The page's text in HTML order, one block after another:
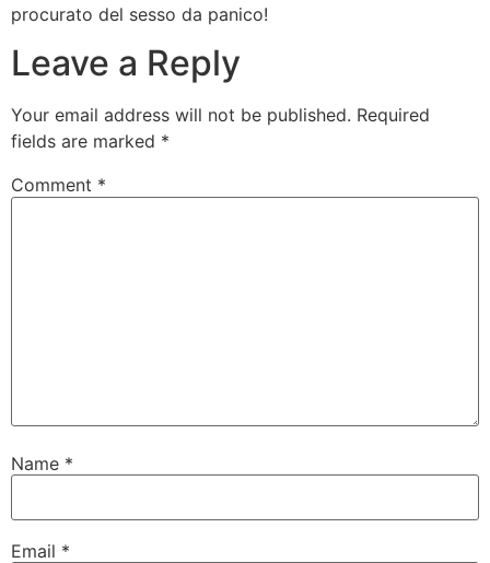
procurato del sesso da panico!
Leave a Reply
Your email address will not be published. Required
fields are marked *
Comment *
Name *
Email *